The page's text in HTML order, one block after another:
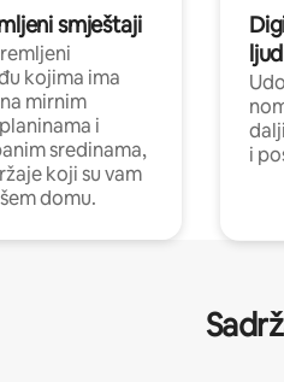
smještaji
kojima ima
mirnim
i
sredinama,
koji su vam
domu.
i